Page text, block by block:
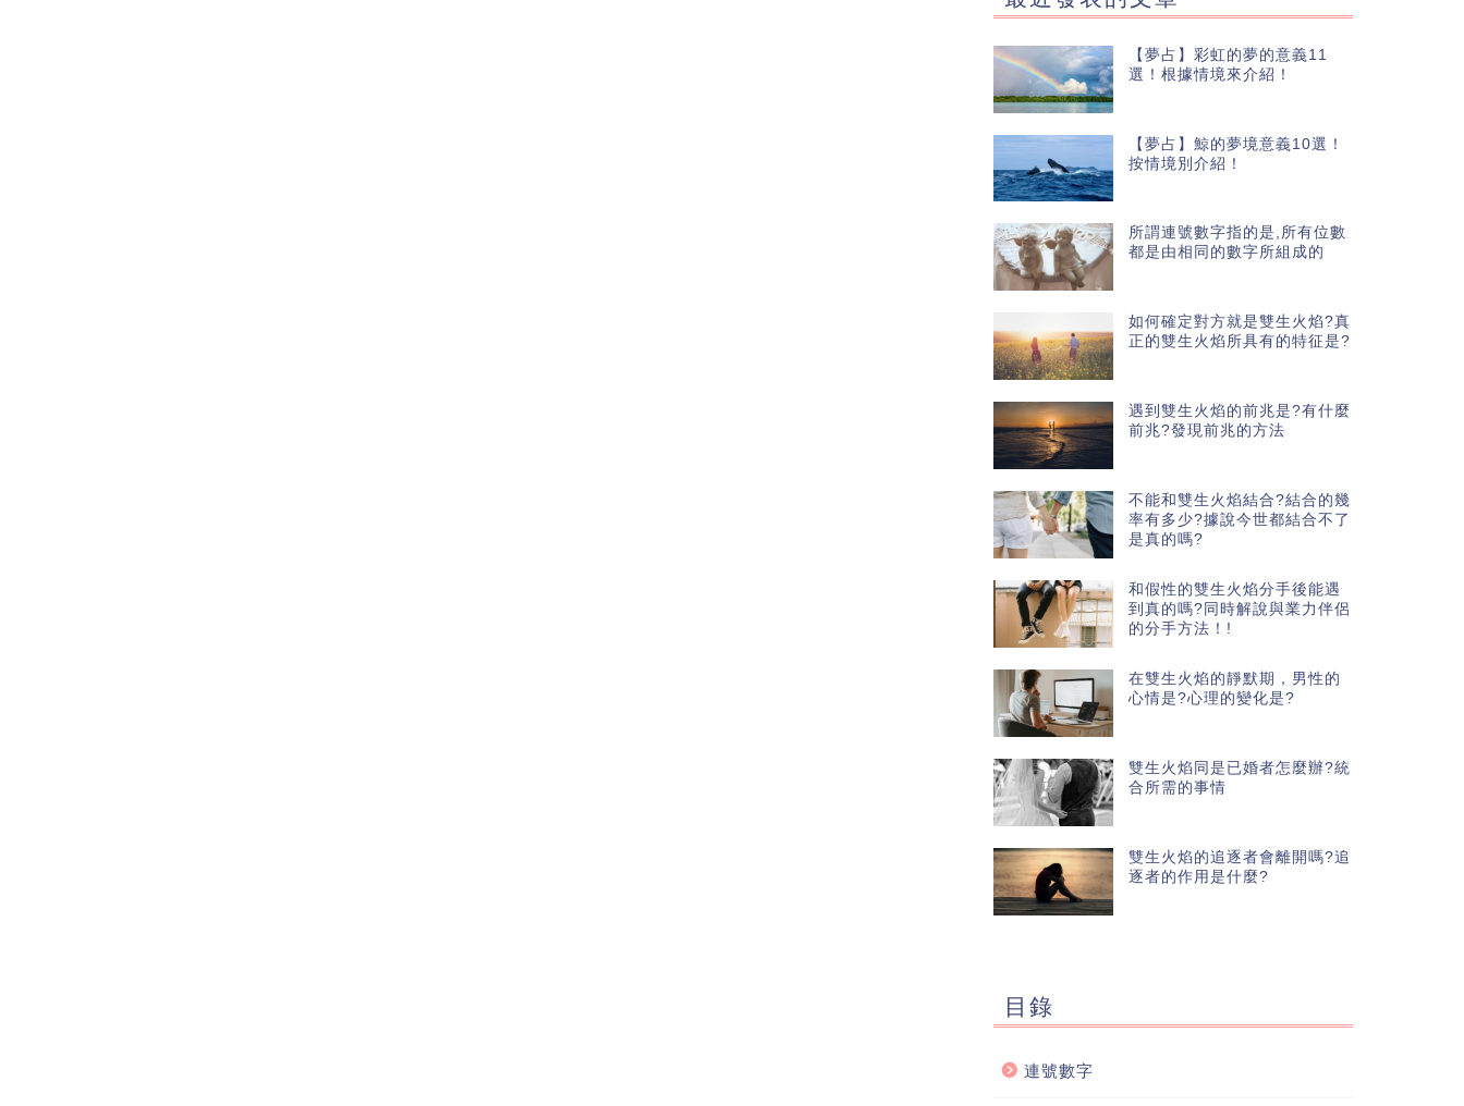
【夢占】彩虹的夢的意義11
選！根據情境來介紹！
【夢占】鯨的夢境意義10選！
按情境別介紹！
所謂連號數字指的是,所有位數
都是由相同的數字所組成的
如何確定對方就是雙生火焰?真
正的雙生火焰所具有的特征是?
遇到雙生火焰的前兆是?有什麼
前兆?發現前兆的方法
不能和雙生火焰結合?結合的幾
率有多少?據說今世都結合不了
是真的嗎?
和假性的雙生火焰分手後能遇
到真的嗎?同時解說與業力伴侶
的分手方法！!
在雙生火焰的靜默期，男性的
心情是?心理的變化是?
雙生火焰同是已婚者怎麼辦?統
合所需的事情
雙生火焰的追逐者會離開嗎?追
逐者的作用是什麼?
目錄
連號數字